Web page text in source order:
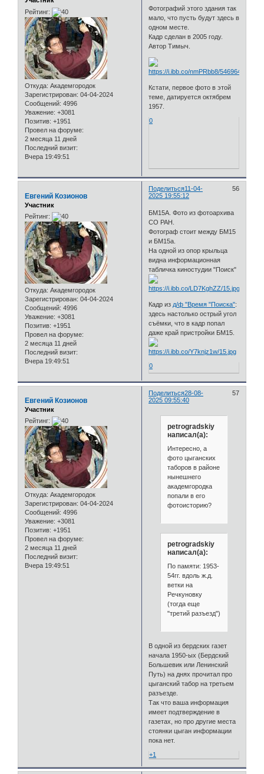
Рейтинг:
Откуда: Академгородок
Зарегистрирован: 04-04-2024
Сообщений: 4996
Уважение: +3081
Позитив: +1951
Провел на форуме:
2 месяца 11 дней
Последний визит:
Вчера 19:49:51
Фотографий этого здания так
мало, что пусть будут здесь в
одном месте.
Кадр сделан в 2005 году.
Автор Тимыч.
Кстати, первое фото в этой
теме, датируется октябрем
1957.
0
Поделиться 56
11-04-
2025 19:55:12
Евгений Козионов
Участник
Рейтинг:
Откуда: Академгородок
Зарегистрирован: 04-04-2024
Сообщений: 4996
Уважение: +3081
Позитив: +1951
Провел на форуме:
2 месяца 11 дней
Последний визит:
Вчера 19:49:51
БМ15А. Фото из фотоархива
СО РАН.
Фотограф стоит между БМ15
и БМ15а.
На одной из опор крыльца
видна информационная
табличка киностудии "Поиск"
Кадр из д/ф "Время "Поиска":
здесь настолько острый угол
съёмки, что в кадр попал
даже край пристройки БМ15.
0
Поделиться 57
28-08-
2025 09:55:40
Евгений Козионов
Участник
Рейтинг:
Откуда: Академгородок
Зарегистрирован: 04-04-2024
Сообщений: 4996
Уважение: +3081
Позитив: +1951
Провел на форуме:
2 месяца 11 дней
Последний визит:
Вчера 19:49:51
petrogradskiy
написал(а):
Интересно, а
фото цыганских
таборов в районе
нынешнего
академгородка
попали в его
фотоисторию?
petrogradskiy
написал(а):
По памяти: 1953-
54гг. вдоль ж.д.
ветки на
Речкуновку
(тогда еще
"третий разъезд")
В одной из бердских газет
начала 1950-ых (Бердский
Большевик или Ленинский
Путь) на днях прочитал про
цыганский табор на третьем
разъезде.
Так что ваша информация
имеет подтверждение в
газетах, но про другие места
стоянки цыган информации
пока нет.
+1